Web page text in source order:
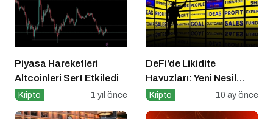
Piyasa Hareketleri
Altcoinleri Sert Etkiledi
Kripto 1 yıl önce
DeFi’de Likidite
Havuzları: Yeni Nesil
Finansın Kalbi
Kripto 10 ay önce